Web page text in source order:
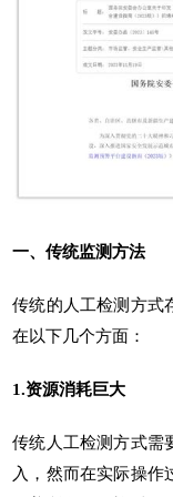
一、传统监测方法
传统的人工检测方式
在以下几个方面：
1.资源消耗巨大
传统人工检测方式需
入，然而在实际操作